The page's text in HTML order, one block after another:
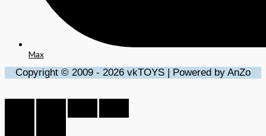
Max
Copyright © 2009 - 2026 vkTOYS | Powered by AnZo